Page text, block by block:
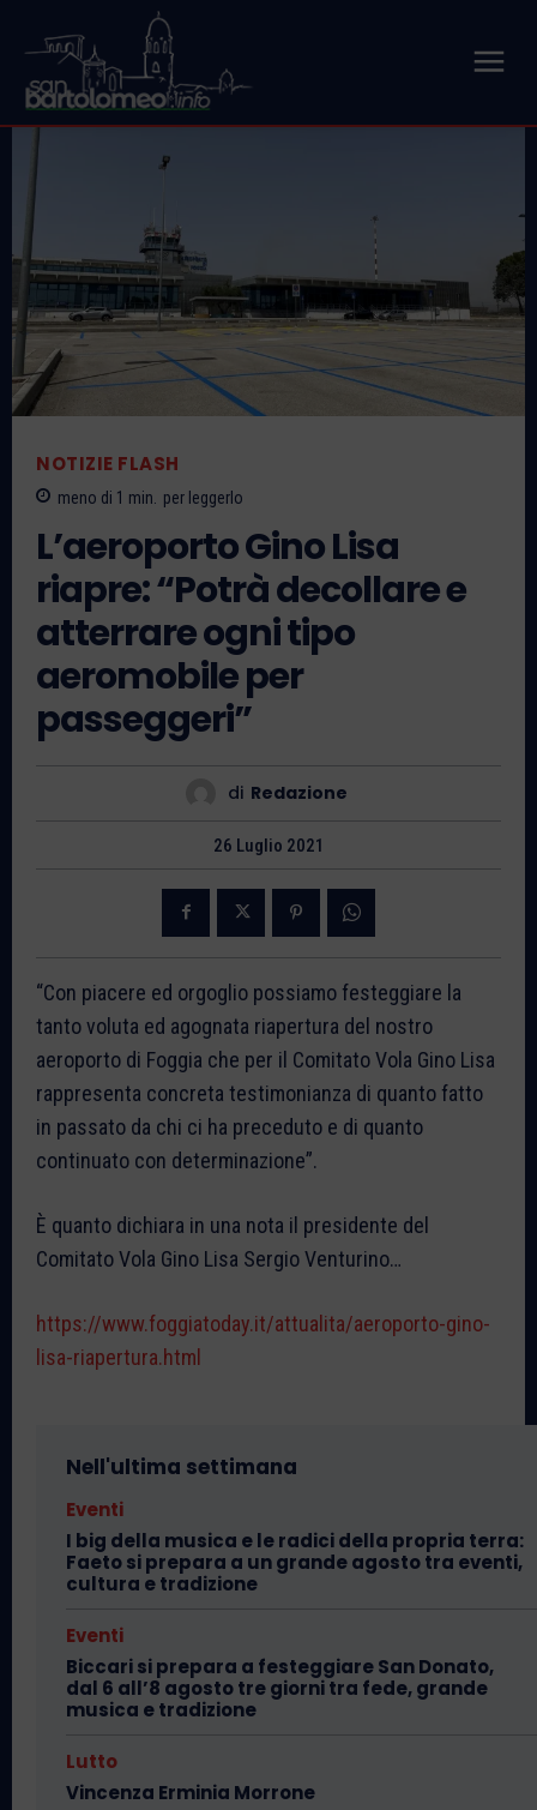
NOTIZIE FLASH
meno di 1 min. per leggerlo
L’aeroporto Gino Lisa
riapre: “Potrà decollare e
atterrare ogni tipo
aeromobile per
passeggeri”
di Redazione
26 Luglio 2021
“Con piacere ed orgoglio possiamo festeggiare la
tanto voluta ed agognata riapertura del nostro
aeroporto di Foggia che per il Comitato Vola Gino Lisa
rappresenta concreta testimonianza di quanto fatto
in passato da chi ci ha preceduto e di quanto
continuato con determinazione”.
È quanto dichiara in una nota il presidente del
Comitato Vola Gino Lisa Sergio Venturino…
https://www.foggiatoday.it/attualita/aeroporto-gino-
lisa-riapertura.html
Nell'ultima settimana
Eventi
I big della musica e le radici della propria terra:
Faeto si prepara a un grande agosto tra eventi,
cultura e tradizione
Eventi
Biccari si prepara a festeggiare San Donato,
dal 6 all’8 agosto tre giorni tra fede, grande
musica e tradizione
Lutto
Vincenza Erminia Morrone